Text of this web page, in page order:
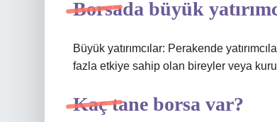
Borsada büyük
Büyük yatırımcılar: Perakende
fazla etkiye sahip olan bireyler veya
Kaç tane borsa var?